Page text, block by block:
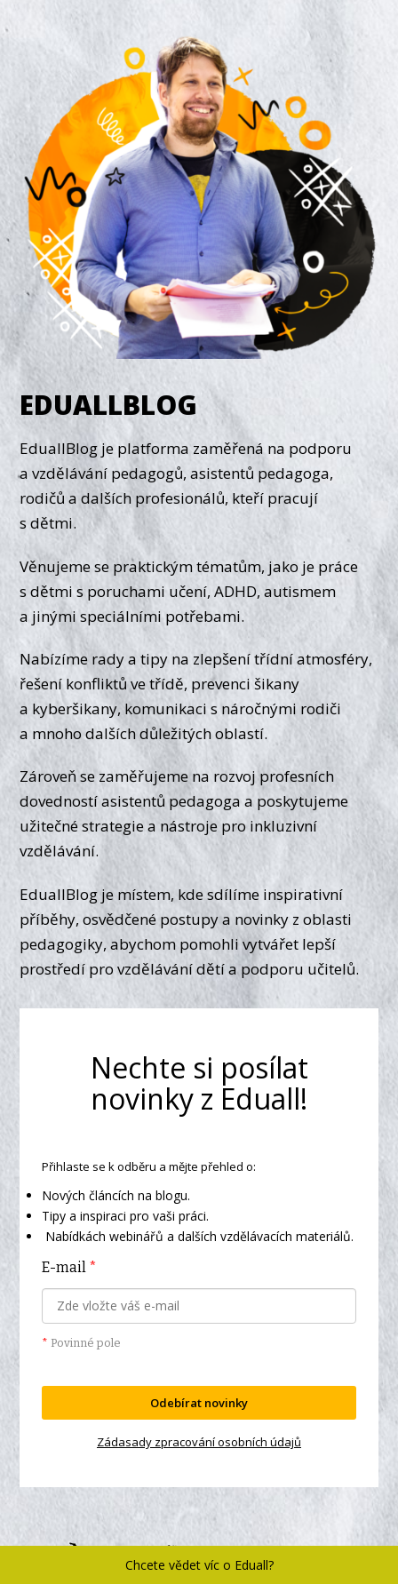
EDUALLBLOG
EduallBlog je platforma zaměřená na podporu
a vzdělávání pedagogů, asistentů pedagoga,
rodičů a dalších profesionálů, kteří pracují
s dětmi.
Věnujeme se praktickým tématům, jako je práce
s dětmi s poruchami učení, ADHD, autismem
a jinými speciálními potřebami.
Nabízíme rady a tipy na zlepšení třídní atmosféry,
řešení konfliktů ve třídě, prevenci šikany
a kyberšikany, komunikaci s náročnými rodiči
a mnoho dalších důležitých oblastí.
Zároveň se zaměřujeme na rozvoj profesních
dovedností asistentů pedagoga a poskytujeme
užitečné strategie a nástroje pro inkluzivní
vzdělávání.
EduallBlog je místem, kde sdílíme inspirativní
příběhy, osvědčené postupy a novinky z oblasti
pedagogiky, abychom pomohli vytvářet lepší
prostředí pro vzdělávání dětí a podporu učitelů.
Nechte si posílat
novinky z Eduall!
Přihlaste se k odběru a mějte přehled o:
Nových článcích na blogu.
Tipy a inspiraci pro vaši práci.
Nabídkách webinářů a dalších vzdělávacích materiálů.
E-mail *
* Povinné pole
Odebírat novinky
Zádasady zpracování osobních údajů
Chcete vědet víc o Eduall?